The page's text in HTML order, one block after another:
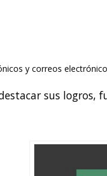
y correos
sus logros,